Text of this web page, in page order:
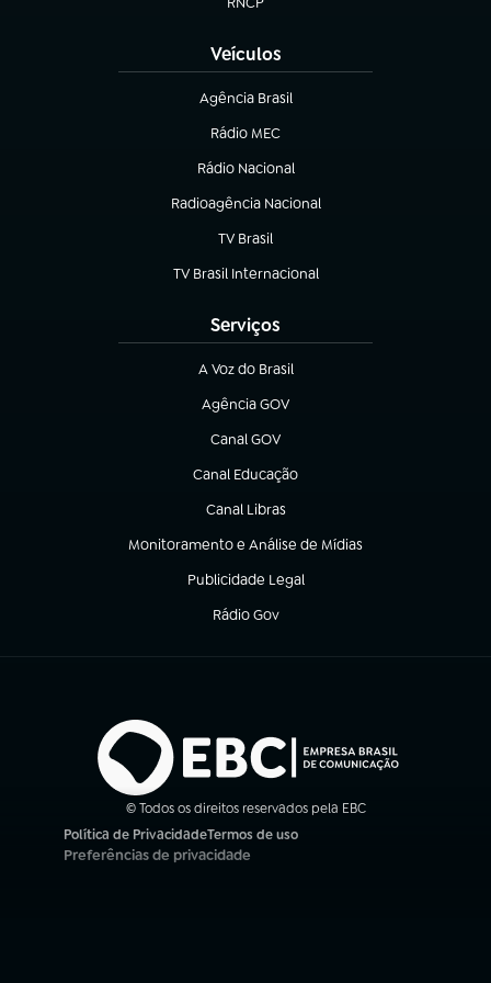
(abre em nova aba)
Veículos
Agência Brasil
(abre em nova aba)
Rádio MEC
Rádio Nacional
(abre em nova aba)
Radioagência Nacional
(abre em nova aba)
TV Brasil
(abre em nova aba)
TV Brasil Internacional
(abre em nova aba)
Serviços
A Voz do Brasil
(abre em nova aba)
Agência GOV
(abre em nova aba)
Canal GOV
(abre em nova aba)
Canal Educação
(abre em nova aba)
Canal Libras
(abre em nova aba)
Monitoramento e Análise de Mídias
(abre em nova aba)
Publicidade Legal
(abre em nova aba)
Rádio Gov
(abre em nova aba)
© Todos os direitos reservados pela EBC
Política de Privacidade
(abre em nova aba)
Termos de uso
(abre em nova aba)
Preferências de privacidade